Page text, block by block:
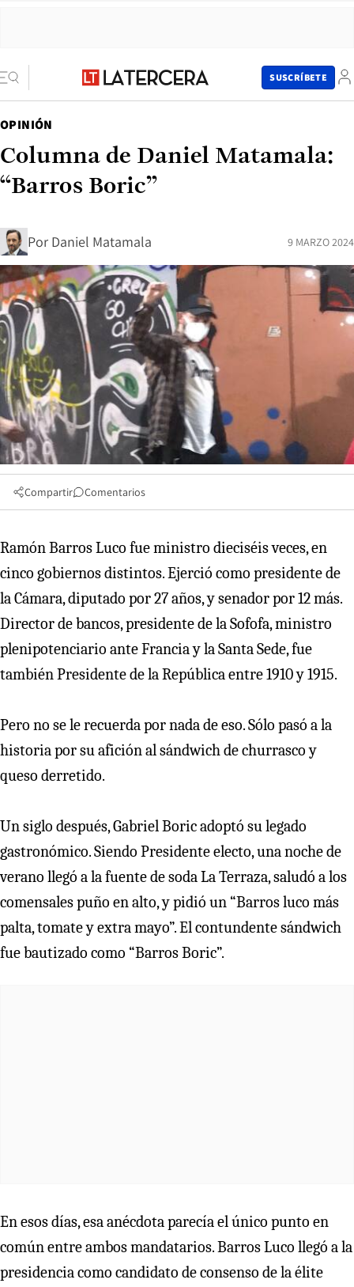
SUSCRÍBETE
OPINIÓN
Columna de Daniel Matamala:
“Barros Boric”
Por Daniel Matamala 9 MARZO 2024
Compartir Comentarios
Ramón Barros Luco fue ministro dieciséis veces, en
cinco gobiernos distintos. Ejerció como presidente de
la Cámara, diputado por 27 años, y senador por 12 más.
Director de bancos, presidente de la Sofofa, ministro
plenipotenciario ante Francia y la Santa Sede, fue
también Presidente de la República entre 1910 y 1915.
Pero no se le recuerda por nada de eso. Sólo pasó a la
historia por su afición al sándwich de churrasco y
queso derretido.
Un siglo después, Gabriel Boric adoptó su legado
gastronómico. Siendo Presidente electo, una noche de
verano llegó a la fuente de soda La Terraza, saludó a los
comensales puño en alto, y pidió un “Barros luco más
palta, tomate y extra mayo”. El contundente sándwich
fue bautizado como “Barros Boric”.
En esos días, esa anécdota parecía el único punto en
común entre ambos mandatarios. Barros Luco llegó a la
presidencia como candidato de consenso de la élite